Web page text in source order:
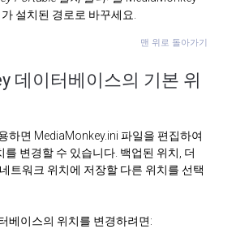
설치된 경로로 바꾸세요.
맨 위로 돌아가기
데이터베이스의 기본 위
하면 MediaMonkey.ini 파일을 편집하여
변경할 수 있습니다. 백업된 위치, 더
트워크 위치에 저장할 다른 위치를 선택
베이스의 위치를 변경하려면: